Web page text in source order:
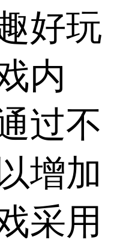
好玩
内
过不
增加
采用